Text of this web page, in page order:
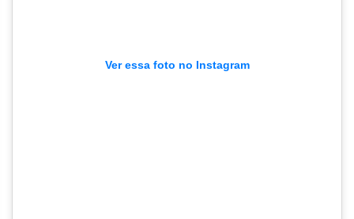
Ver essa foto no Instagram